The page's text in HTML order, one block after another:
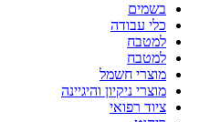
בשמים
כלי עבודה
למטבח
למטבח
מוצרי חשמל
מוצרי ניקיון והיגיינה
ציוד רפואי